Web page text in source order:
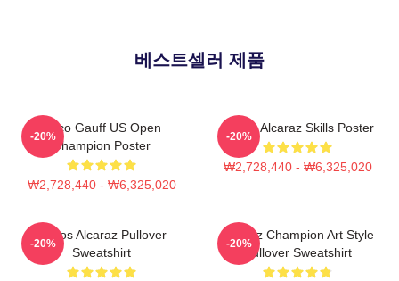
베스트셀러 제품
Coco Gauff US Open
Champion Poster
₩2,728,440 - ₩6,325,020
-20%
Carlos Alcaraz Skills Poster
₩2,728,440 - ₩6,325,020
-20%
Carlos Alcaraz Pullover
Sweatshirt
-20%
Alcaraz Champion Art Style
Pullover Sweatshirt
-20%